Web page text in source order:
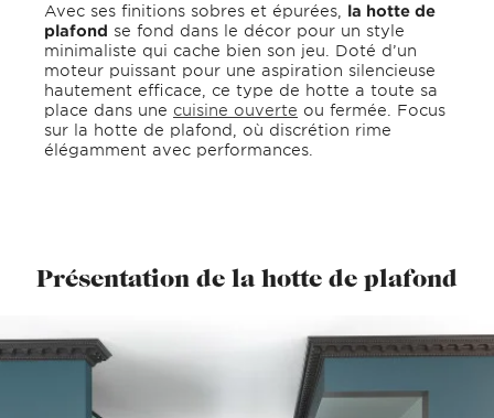
Avec ses finitions sobres et épurées, la hotte de
plafond se fond dans le décor pour un style
minimaliste qui cache bien son jeu. Doté d’un
moteur puissant pour une aspiration silencieuse
hautement efficace, ce type de hotte a toute sa
place dans une cuisine ouverte ou fermée. Focus
sur la hotte de plafond, où discrétion rime
élégamment avec performances.
Présentation de la hotte de plafond